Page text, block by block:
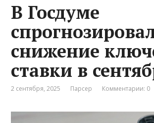
В Госдуме
снижение
ставки в
2 сентября, 2025 Парсер Комментарии: 0